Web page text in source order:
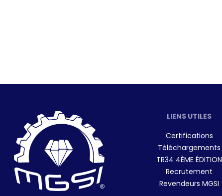
LIENS UTILES
Certifications
Téléchargements
TR34 4ÈME ÉDITION
Recrutement
Revendeurs MGSI